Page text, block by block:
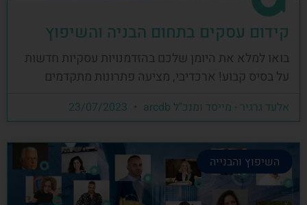
קידום עסקים בתחום הבניה והשיפוץ
בואו למלא את היומן שלכם בהזדמנויות עסקיות חדשות
על בסיס קבוע! ארכדיבי, מציעה פתרונות מתקדמים
אלעד גרגיר - מייסד ומנכ"ל arcdb
השיפוץ והבנייה